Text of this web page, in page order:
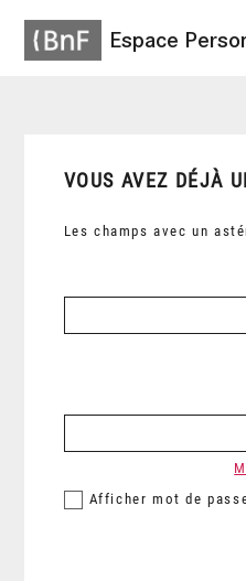
Espace
VOUS AVEZ DÉJÀ
Les champs avec un
Afficher mot de